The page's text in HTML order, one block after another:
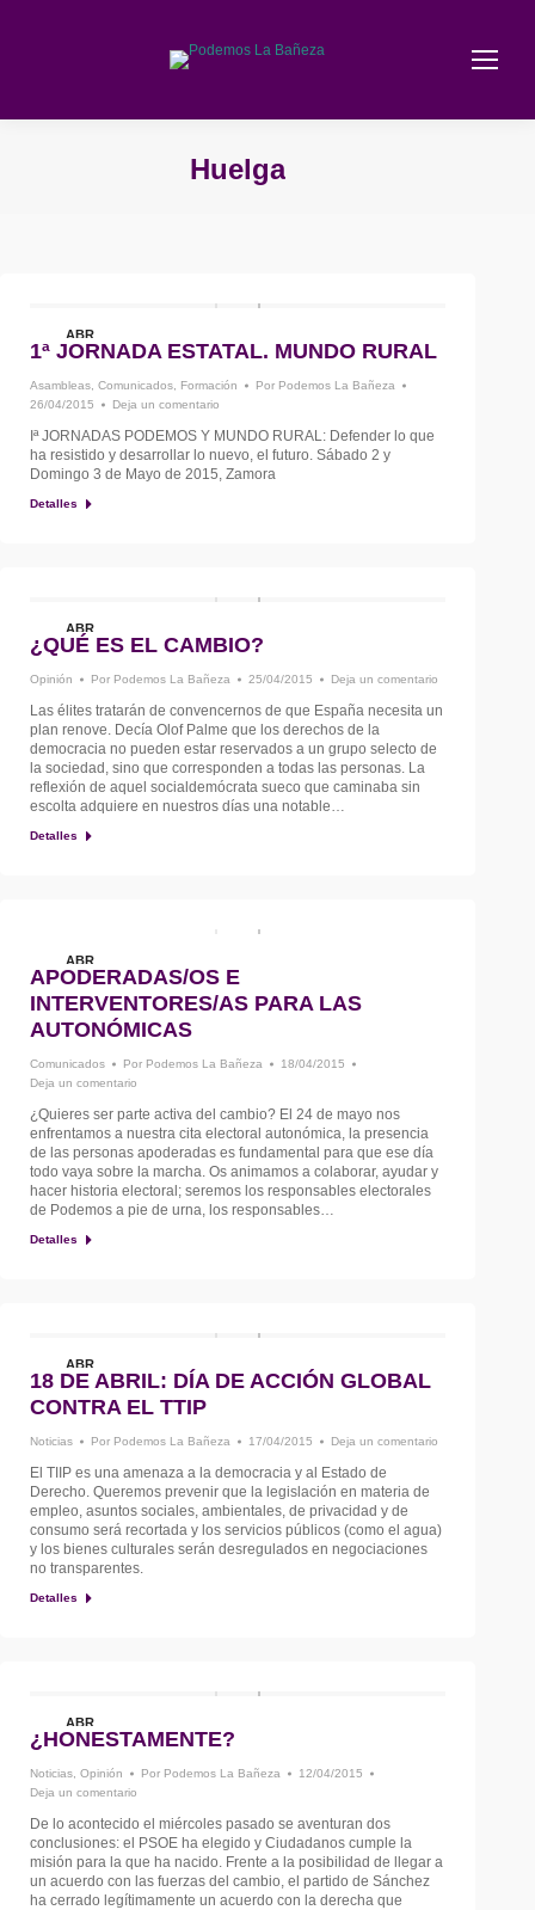
Huelga
ABR
26
1ª JORNADA ESTATAL. MUNDO RURAL
Asambleas Comunicados Formación Por Podemos La Bañeza
26/04/2015
Deja un comentario
Iª JORNADAS PODEMOS Y MUNDO RURAL: Defender lo que
ha resistido y desarrollar lo nuevo, el futuro. Sábado 2 y
Domingo 3 de Mayo de 2015, Zamora
Detalles
ABR
25
¿QUÉ ES EL CAMBIO?
Opinión Por Podemos La Bañeza 25/04/2015 Deja un comentario
Las élites tratarán de convencernos de que España necesita un
plan renove. Decía Olof Palme que los derechos de la
democracia no pueden estar reservados a un grupo selecto de
la sociedad, sino que corresponden a todas las personas. La
reflexión de aquel socialdemócrata sueco que caminaba sin
escolta adquiere en nuestros días una notable…
Detalles
ABR
18
APODERADAS/OS E
INTERVENTORES/AS PARA LAS
AUTONÓMICAS
Comunicados Por Podemos La Bañeza
18/04/2015
Deja un comentario
¿Quieres ser parte activa del cambio? El 24 de mayo nos
enfrentamos a nuestra cita electoral autonómica, la presencia
de las personas apoderadas es fundamental para que ese día
todo vaya sobre la marcha. Os animamos a colaborar, ayudar y
hacer historia electoral; seremos los responsables electorales
de Podemos a pie de urna, los responsables…
Detalles
ABR
17
18 DE ABRIL: DÍA DE ACCIÓN GLOBAL
CONTRA EL TTIP
Noticias Por Podemos La Bañeza 17/04/2015 Deja un comentario
El TIIP es una amenaza a la democracia y al Estado de
Derecho. Queremos prevenir que la legislación en materia de
empleo, asuntos sociales, ambientales, de privacidad y de
consumo será recortada y los servicios públicos (como el agua)
y los bienes culturales serán desregulados en negociaciones
no transparentes.
Detalles
ABR
12
¿HONESTAMENTE?
Noticias Opinión Por Podemos La Bañeza
12/04/2015
Deja un comentario
De lo acontecido el miércoles pasado se aventuran dos
conclusiones: el PSOE ha elegido y Ciudadanos cumple la
misión para la que ha nacido. Frente a la posibilidad de llegar a
un acuerdo con las fuerzas del cambio, el partido de Sánchez
ha cerrado legítimamente un acuerdo con la derecha que